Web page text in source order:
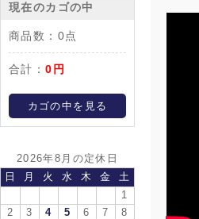
現在のカゴの中
商品数： 0点
合計：0円
カゴの中を見る
2026年8月の定休日
日
月 火 水 木 金
土
1
2
3 4 5 6 7
8